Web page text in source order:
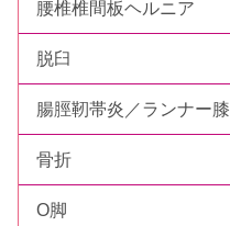
腰椎椎間板ヘルニア
脱臼
腸脛靭帯炎／ランナー膝
骨折
O脚